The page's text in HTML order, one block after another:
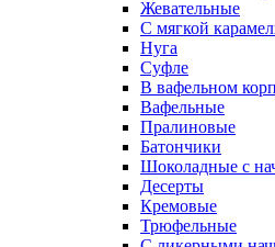
Жевательные
С мягкой
Нуга
Суфле
В вафельном
Вафельные
Пралиновые
Батончики
Шоколадные с
Десерты
Кремовые
Трюфельные